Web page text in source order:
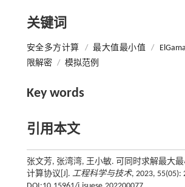
关键词
安全多方计算 / 最大值最小值 /
限解密 / 模拟范例
Key words
引用本文
张文芳, 张湾湾, 王小敏. 可同时求解最大
计算协议[J]. 工程科学与技术, 2023, 55(05):